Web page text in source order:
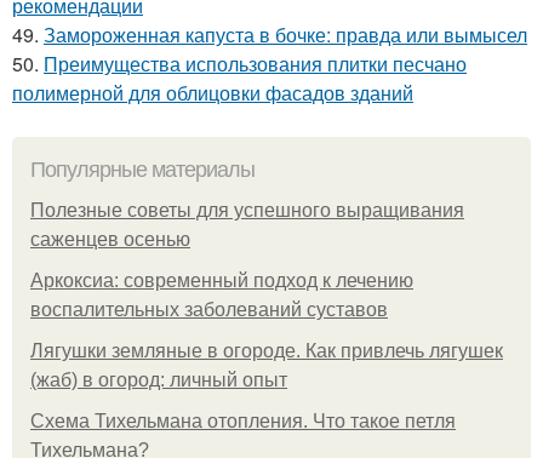
49. Замороженная капуста в бочке: правда или вымысел
50. Преимущества использования плитки песчано
полимерной для облицовки фасадов зданий
Популярные материалы
Полезные советы для успешного выращивания
саженцев осенью
Аркоксиа: современный подход к лечению
воспалительных заболеваний суставов
Лягушки земляные в огороде. Как привлечь лягушек
(жаб) в огород: личный опыт
Схема Тихельмана отопления. Что такое петля
Тихельмана?